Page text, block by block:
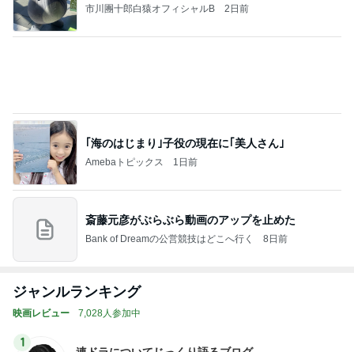
市川團十郎白猿オフィシャルB 2日前
斎藤元彦がぶらぶら動画のアップを止めた
Bank of Dreamの公営競技はどこへ行く
ジャンルランキング
映画レビュー 7,028人参加中
ドラマミタロー